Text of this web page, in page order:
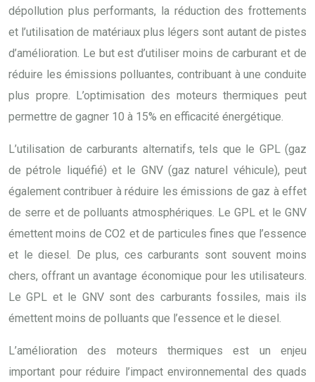
dépollution plus performants, la réduction des frottements
et l’utilisation de matériaux plus légers sont autant de pistes
d’amélioration. Le but est d’utiliser moins de carburant et de
réduire les émissions polluantes, contribuant à une conduite
plus propre. L’optimisation des moteurs thermiques peut
permettre de gagner 10 à 15% en efficacité énergétique.
L’utilisation de carburants alternatifs, tels que le GPL (gaz
de pétrole liquéfié) et le GNV (gaz naturel véhicule), peut
également contribuer à réduire les émissions de gaz à effet
de serre et de polluants atmosphériques. Le GPL et le GNV
émettent moins de CO2 et de particules fines que l’essence
et le diesel. De plus, ces carburants sont souvent moins
chers, offrant un avantage économique pour les utilisateurs.
Le GPL et le GNV sont des carburants fossiles, mais ils
émettent moins de polluants que l’essence et le diesel.
L’amélioration des moteurs thermiques est un enjeu
important pour réduire l’impact environnemental des quads